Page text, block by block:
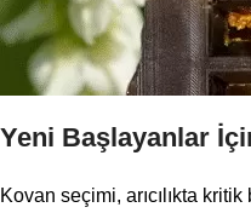
Yeni Başlayanlar
Kovan seçimi, arıcılıkta